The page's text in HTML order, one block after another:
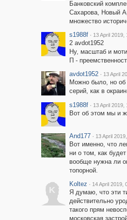
Банковский
Сахарова, Новый
множество
s1988f · 13 April 2019,
2 avdot1952
Ну, масштаб и
П -
avdot1952 · 13 April
Можно было, но об
серий, как в
s1988f · 13 April 2019,
Вот об этом мы и
And177 · 13 April
Вот именно, что
ни о том, как
вообще нужна ли
топорной.
K
Koltez · 14 April 2019,
Я думаю, что эти
действительно
такого прям
московская